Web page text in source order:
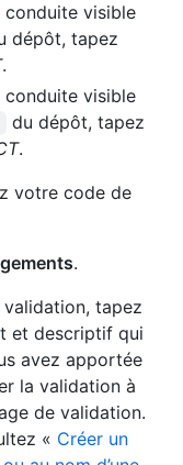
visible
dépôt, tapez
.
visible
du dépôt, tapez
.
votre code de
.
validation, tapez
et descriptif qui
avez apportée
la validation à
de validation.
« Créer un